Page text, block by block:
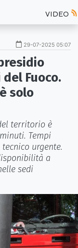
VIDEO
29-07-2025 05:07
Fuoco.
solo
territorio è
Tempi
urgente.
a
sedi